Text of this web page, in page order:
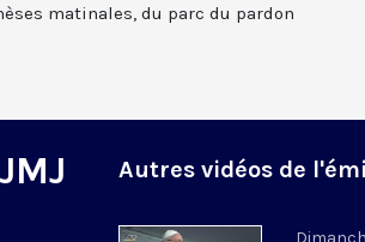
matinales, du parc du pardon
Autres vidéos de